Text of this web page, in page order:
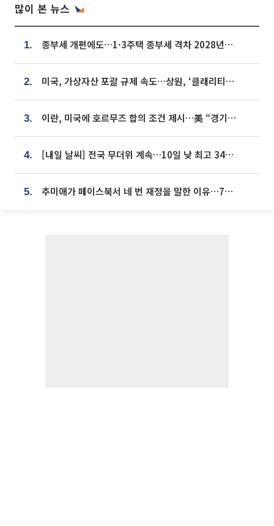
많이 본 뉴스
1. 종부세 개편에도…1·3주택 종부세 격차 2028년부터 확대
2. 미국, 가상자산 포괄 규제 속도…상원, ‘클래리티법’ 9월 절차투표 추진
3. 이란, 미국에 호르무즈 합의 조건 제시…美 “경기 아직 안 끝나” [종합]
4. [내일 날씨] 전국 무더위 계속…10일 낮 최고 34도 육박
5. 추미애가 페이스북서 네 번 재정을 말한 이유…7700억 추경 열쇠는 도의회에